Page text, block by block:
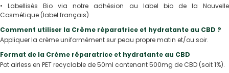
•
Labellisés Bio via notre adhésion au label bio de la Nouvelle
Cosmétique (label français)
Comment utiliser la Crème réparatrice et hydratante au CBD ?
Appliquer la crème uniformément sur peau propre matin et/ou soir.
Format de la Crème réparatrice et hydratante au CBD
Pot airless en PET recyclable de 50ml contenant 500mg de CBD (soit 1%).